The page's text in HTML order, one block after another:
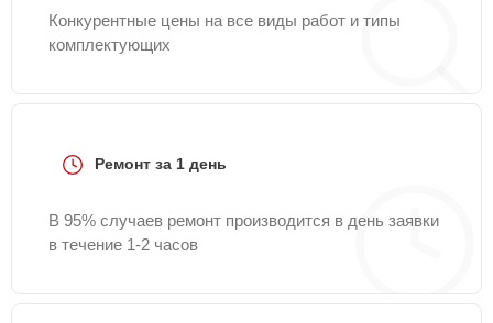
Конкурентные цены на все виды работ и типы
комплектующих
Ремонт за 1 день
В 95% случаев ремонт производится в день заявки
в течение 1-2 часов